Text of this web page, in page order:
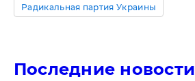
Радикальная партия Украины
Последние новости